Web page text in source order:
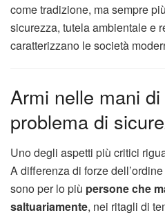
come tradizione, ma sempre
sicurezza, tutela ambientale e
caratterizzano le società
Armi nelle mani
problema di
Uno degli aspetti più critici
A differenza di forze
sono per lo più persone che
saltuariamente, nei ritagli di